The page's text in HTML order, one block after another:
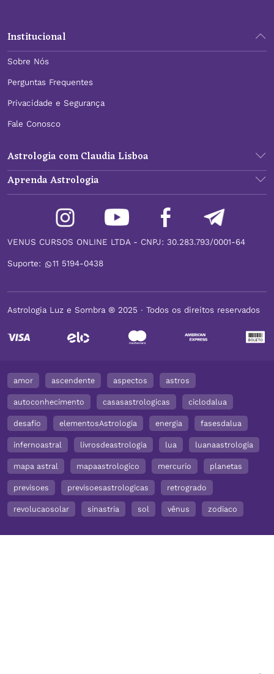
Institucional
Sobre Nós
Perguntas Frequentes
Privacidade e Segurança
Fale Conosco
Astrologia com Claudia Lisboa
Aprenda Astrologia
VENUS CURSOS ONLINE LTDA - CNPJ: 30.283.793/0001-64
Suporte: 11 5194-0438
Astrologia Luz e Sombra ® 2025 ∙ Todos os direitos reservados
amor ascendente aspectos astros
autoconhecimento casasastrologicas ciclodalua
desafio elementosAstrologia energia fasesdalua
infernoastral livrosdeastrologia lua luanaastrologia
mapa astral mapaastrologico mercurio planetas
previsoes previsoesastrologicas retrogrado
revolucaosolar sinastria sol vênus zodiaco